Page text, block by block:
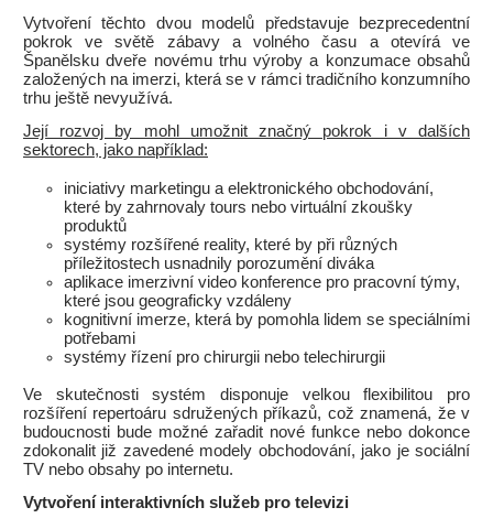
Vytvoření těchto dvou modelů představuje bezprecedentní
pokrok ve světě zábavy a volného času a otevírá ve
Španělsku dveře novému trhu výroby a konzumace obsahů
založených na imerzi, která se v rámci tradičního konzumního
trhu ještě nevyužívá.
Její rozvoj by mohl umožnit značný pokrok i v dalších
sektorech, jako například:
iniciativy marketingu a elektronického obchodování,
které by zahrnovaly tours nebo virtuální zkoušky
produktů
systémy rozšířené reality, které by při různých
příležitostech usnadnily porozumění diváka
aplikace imerzivní video konference pro pracovní týmy,
které jsou geograficky vzdáleny
kognitivní imerze, která by pomohla lidem se speciálními
potřebami
systémy řízení pro chirurgii nebo telechirurgii
Ve skutečnosti systém disponuje velkou flexibilitou pro
rozšíření repertoáru sdružených příkazů, což znamená, že v
budoucnosti bude možné zařadit nové funkce nebo dokonce
zdokonalit již zavedené modely obchodování, jako je sociální
TV nebo obsahy po internetu.
Vytvoření interaktivních služeb pro televizi